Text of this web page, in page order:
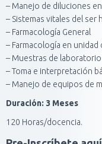
– Manejo de diluciones
– Sistemas vitales del ser
– Farmacología General
– Farmacología en
– Muestras de laboratorio
– Toma e interpretación
– Manejo de equipos de
Duración: 3 Meses
120 Horas/docencia.